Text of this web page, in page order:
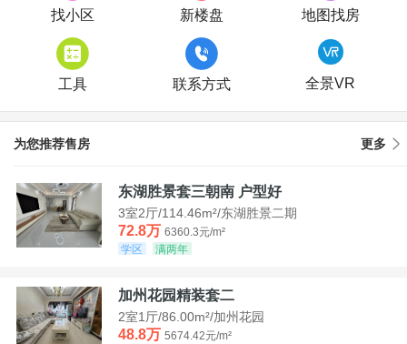
找小区 新楼盘 地图找房
工具 联系方式 全景VR
为您推荐售房 更多
东湖胜景套三朝南 户型好
3室2厅/114.46m²/东湖胜景二期
72.8万 6360.3元/m²
学区
满两年
加州花园精装套二
2室1厅/86.00m²/加州花园
48.8万 5674.42元/m²